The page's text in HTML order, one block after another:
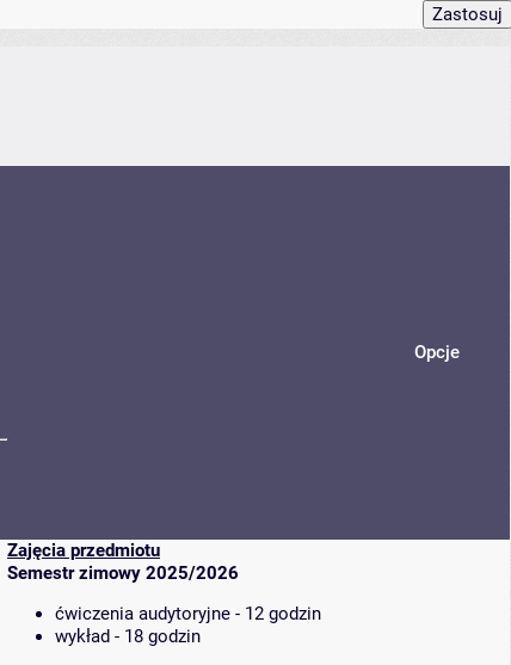
Opcje
Zajęcia przedmiotu
Semestr zimowy 2025/2026
ćwiczenia audytoryjne - 12 godzin
wykład - 18 godzin